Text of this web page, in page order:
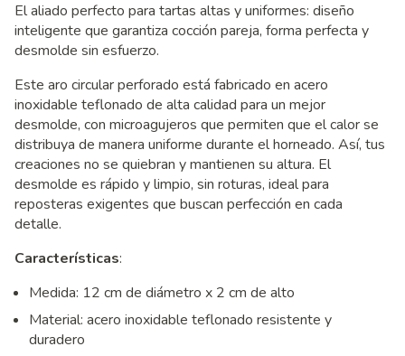
El aliado perfecto para tartas altas y uniformes: diseño
inteligente que garantiza cocción pareja, forma perfecta y
desmolde sin esfuerzo.
Este aro circular perforado está fabricado en acero
inoxidable teflonado de alta calidad para un mejor
desmolde, con microagujeros que permiten que el calor se
distribuya de manera uniforme durante el horneado. Así, tus
creaciones no se quiebran y mantienen su altura. El
desmolde es rápido y limpio, sin roturas, ideal para
reposteras exigentes que buscan perfección en cada
detalle.
Características:
Medida: 12 cm de diámetro x 2 cm de alto
Material: acero inoxidable teflonado resistente y
duradero